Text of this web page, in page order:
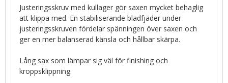
Justeringsskruv med kullager gör saxen mycket behaglig
att klippa med. En stabiliserande bladfjäder under
justeringsskruven fördelar spänningen över saxen och
ger en mer balanserad känsla och hållbar skärpa.
Lång sax som lämpar sig väl för finishing och
kroppsklippning.